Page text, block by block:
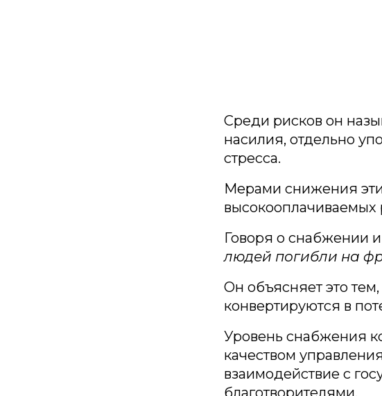
Среди рисков он
насилия, отдельно
стресса.
Мерами снижения
высокооплачиваемых
Говоря о снабжении
людей погибли на
Он объясняет это
конвертируются в
Уровень снабжения
качеством
взаимодействие с
благотворителями.